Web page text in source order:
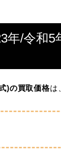
年/令和5
)の買取価格は